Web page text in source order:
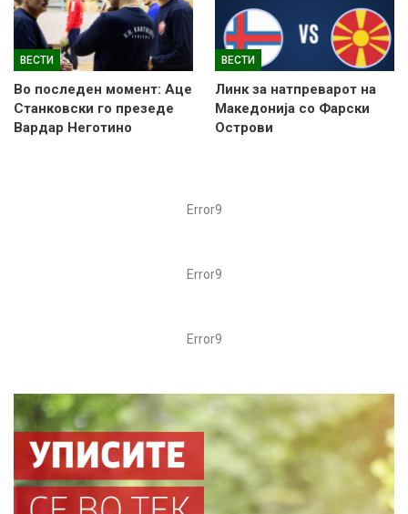
ВЕСТИ
Во последен момент: Аце
Станковски го презеде
Вардар Неготино
ВЕСТИ
Линк за натпреварот на
Македонија со Фарски
Острови
Error9
Error9
Error9